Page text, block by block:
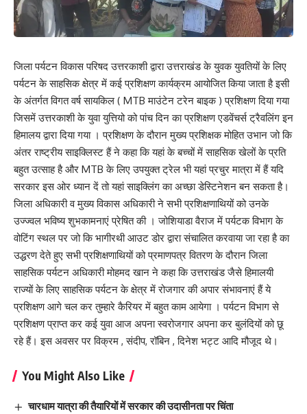
जिला पर्यटन विकास परिषद उत्तरकाशी द्वारा उत्तराखंड के युवक युवतियों के लिए
पर्यटन के साहसिक क्षेत्र में कई प्रशिक्षण कार्यक्रम आयोजित किया जाता है इसी
के अंतर्गत विगत वर्ष सायकिल ( MTB माउंटेन टरेन बाइक ) प्रशिक्षण दिया गया
जिसमें उत्तरकाशी के युवा युत्तियो को पांच दिन का प्रशिक्षण एडवेंचर्स ट्रैवलिंग इन
हिमालय द्वारा दिया गया । प्रशिक्षण के दौरान मुख्य प्रशिक्षक मोहित उभान जो कि
अंतर राष्ट्रीय साइक्लिस्ट हैं ने कहा कि यहां के बच्चों में साहसिक खेलों के प्रति
बहुत उत्साह है और MTB के लिए उपयुक्त ट्रेल भी यहां प्रचुर मात्रा में हैं यदि
सरकार इस ओर ध्यान दें तो यहां साइक्लिंग का अच्छा डेस्टिनेशन बन सकता है।
जिला अधिकारी व मुख्य विकास अधिकारी ने सभी प्रशिक्षणाथियों को उनके
उज्ज्वल भविष्य शुभकामनाएं प्रेषित की । जोशियाडा वैराज में पर्यटक विभाग के
वोटिंग स्थल पर जो कि भागीरथी आउट डोर द्वारा संचालित करवाया जा रहा है का
उद्धरण देते हुए सभी प्रशिक्षणाथियों को प्रमाणपत्र वितरण के दौरान जिला
साहसिक पर्यटन अधिकारी मोहमद खान ने कहा कि उत्तराखंड जैसे हिमालयी
राज्यों के लिए साहसिक पर्यटन के क्षेत्र में रोजगार की अपार संभावनाएं हैं ये
प्रशिक्षण आगे चल कर तुम्हारे कैरियर में बहुत काम आयेगा । पर्यटन विभाग से
प्रशिक्षण प्राप्त कर कई युवा आज अपना स्वरोजगार अपना कर बुलंदियों को छू
रहे हैं। इस अवसर पर विक्रम , संदीप, रॉबिन , दिनेश भट्ट आदि मौजूद थे।
You Might Also Like
चारधाम यात्रा की तैयारियों में सरकार की उदासीनता पर चिंता